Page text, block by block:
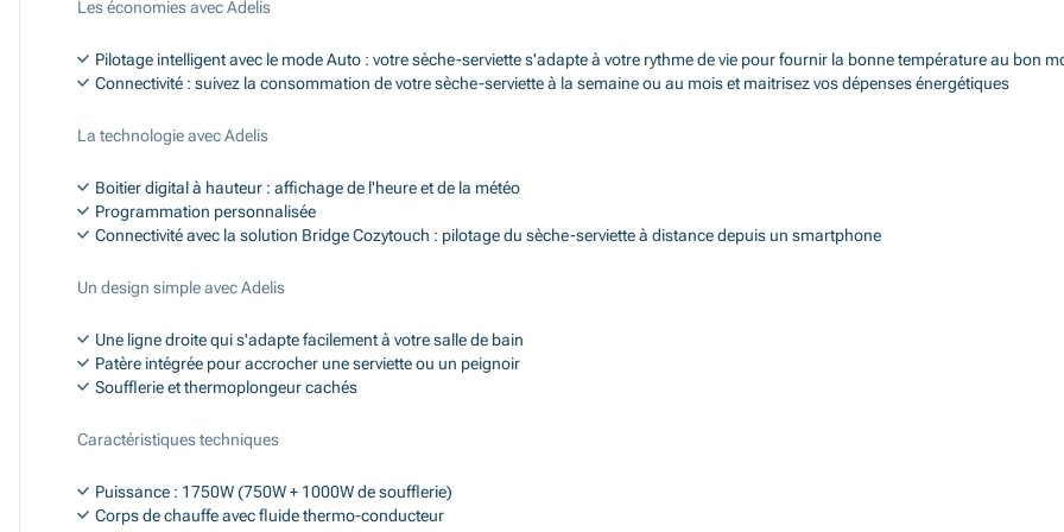
Les économies avec Adelis
Pilotage intelligent avec le mode Auto : votre sèche-serviette s'adapte à votre rythme de vie pour fournir la bonne température au bon
Connectivité : suivez la consommation de votre sèche-serviette à la semaine ou au mois et maitrisez vos dépenses énergétiques
La technologie avec Adelis
Boitier digital à hauteur : affichage de l'heure et de la météo
Programmation personnalisée
Connectivité avec la solution Bridge Cozytouch : pilotage du sèche-serviette à distance depuis un smartphone
Un design simple avec Adelis
Une ligne droite qui s'adapte facilement à votre salle de bain
Patère intégrée pour accrocher une serviette ou un peignoir
Soufflerie et thermoplongeur cachés
Caractéristiques techniques
Puissance : 1750W (750W + 1000W de soufflerie)
Corps de chauffe avec fluide thermo-conducteur